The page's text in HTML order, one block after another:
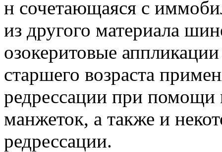
н сочетающаяся с
из другого материала
озокеритовые
старшего возраста
редрессации при помощи
манжеток, а также и
редрессации.